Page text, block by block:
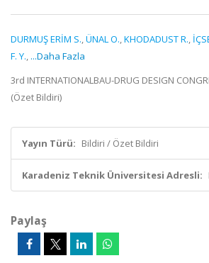
DURMUŞ ERİM S.,ÜNAL O.,KHODADUST R.,
F. Y., ...Daha Fazla
3rd INTERNATIONALBAU-DRUG DESIGN
(Özet Bildiri)
Yayın Türü: Bildiri / Özet Bildiri
Karadeniz Teknik Üniversitesi Adresli:
Paylaş